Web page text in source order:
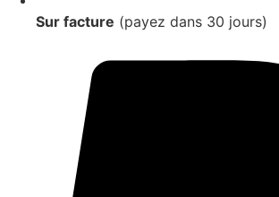
Sur facture (payez dans 30 jours)